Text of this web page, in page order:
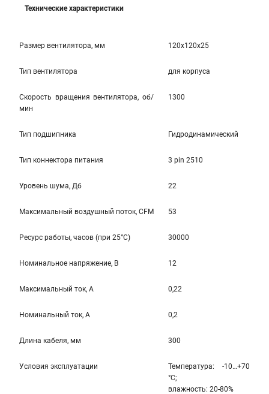
Технические характеристики
Размер вентилятора, мм 120x120x25
Тип вентилятора для корпуса
Скорость вращения вентилятора, об/
мин
1300
Тип подшипника Гидродинамический
Тип коннектора питания 3 pin 2510
Уровень шума, Дб 22
Максимальный воздушный поток, CFM 53
Ресурс работы, часов (при 25°C) 30000
Номинальное напряжение, В 12
Максимальный ток, А 0,22
Номинальный ток, А 0,2
Длина кабеля, мм 300
Условия эксплуатации
Температура: -10…+70
°С;
влажность: 20-80%